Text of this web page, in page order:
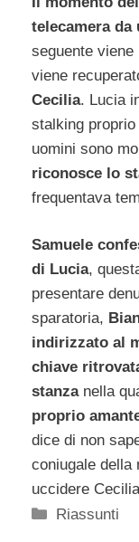
telecamera da
seguente
viene
Cecilia. Lucia
stalking
uomini sono
riconosce lo
frequentava
Samuele
di Lucia,
presentare
sparatoria,
indirizzato al
chiave
stanza nella
proprio
dice di non
coniugale della
uccidere
Categorie
Riassunti